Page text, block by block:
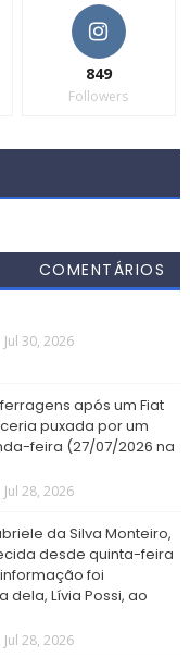
849
Followers
COMENTÁRIOS
Jul 30, 2026
após um Fiat
puxada por um
feira (27/07/2026 na
Jul 28, 2026
da Silva Monteiro,
desde quinta-feira
informação foi
Lívia Possi, ao
Jul 28, 2026